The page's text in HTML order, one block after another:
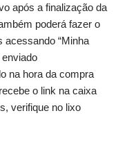
após a finalização da
poderá fazer o
acessando “Minha
na hora da compra
o link na caixa
verifique no lixo